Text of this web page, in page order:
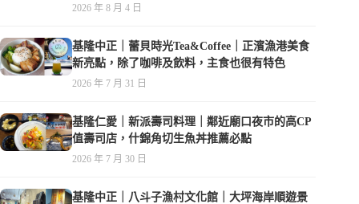
2026 年 8 月 4 日
基隆中正｜蕾貝時光Tea&Coffee｜正濱漁港美食
新亮點，除了咖啡及飲料，主食也很有特色
2026 年 7 月 31 日
基隆仁愛｜新派壽司料理｜鄰近廟口夜市的高CP
值壽司店，什錦角切生魚丼推薦必點
2026 年 7 月 30 日
基隆中正｜八斗子漁村文化館｜大坪海岸順遊景